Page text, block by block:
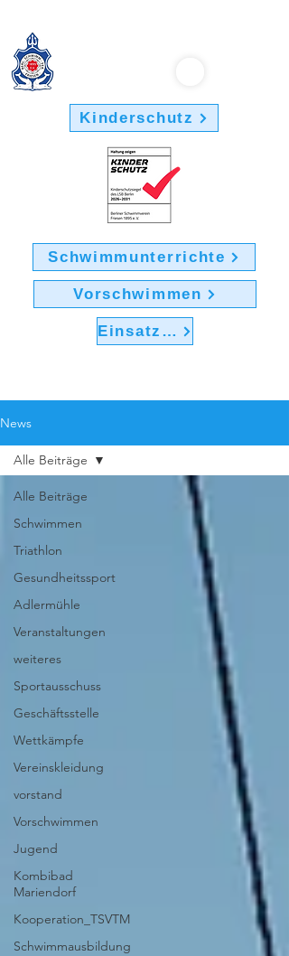
Kinderschutz
Schwimmunterrichte
Vorschwimmen
Einsatz im Verein
News
Alle Beiträge
Schwimmen
Triathlon
Gesundheitssport
Adlermühle
Veranstaltungen
weiteres
Sportausschuss
Geschäftsstelle
Wettkämpfe
Vereinskleidung
vorstand
Vorschwimmen
Jugend
Kombibad
Mariendorf
Kooperation_TSVTM
Schwimmausbildung
Alle Beiträge